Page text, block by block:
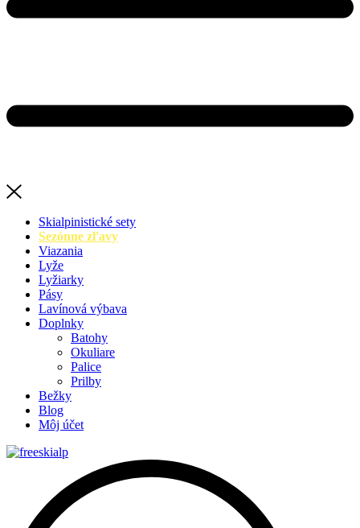
Skialpinistické sety
Sezónne zľavy
Viazania
Lyže
Lyžiarky
Pásy
Lavínová výbava
Doplnky
Batohy
Okuliare
Palice
Prilby
Bežky
Blog
Môj účet